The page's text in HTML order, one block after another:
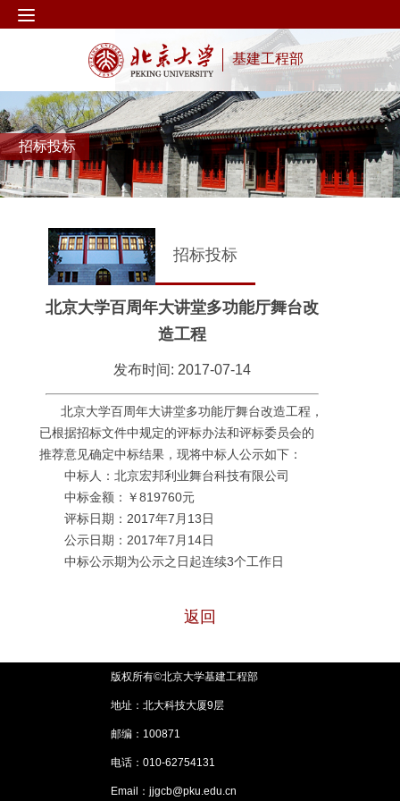
基建工程部
招标投标
招标投标
北京大学百周年大讲堂多功能厅舞台改
造工程
发布时间: 2017-07-14
北京大学百周年大讲堂多功能厅舞台改造工程，
已根据招标文件中规定的评标办法和评标委员会的
推荐意见确定中标结果， 现将中标人公示如下：
中标人：北京宏邦利业舞台科技有限公司
中标金额：￥819760元
评标日期：2017年7月13日
公示日期：2017年7月14日
中标公示期为公示之日起连续3个工作日
返回
版权所有©北京大学基建工程部
地址：北大科技大厦9层
邮编：100871
电话：010-62754131
Email：jjgcb@pku.edu.cn